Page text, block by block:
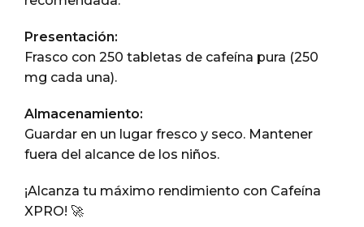
Presentación:
Frasco con 250 tabletas de cafeína pura (250
mg cada una).
Almacenamiento:
Guardar en un lugar fresco y seco. Mantener
fuera del alcance de los niños.
¡Alcanza tu máximo rendimiento con Cafeína
XPRO! 🚀